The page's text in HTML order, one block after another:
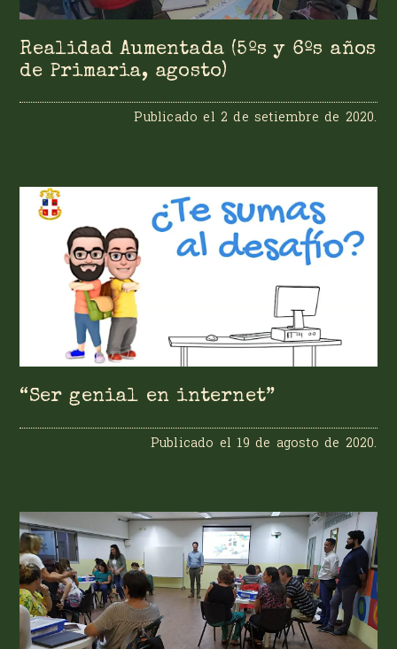
Realidad Aumentada (5ºs y 6ºs años
de Primaria, agosto)
Publicado el 2 de setiembre de 2020.
“Ser genial en internet”
Publicado el 19 de agosto de 2020